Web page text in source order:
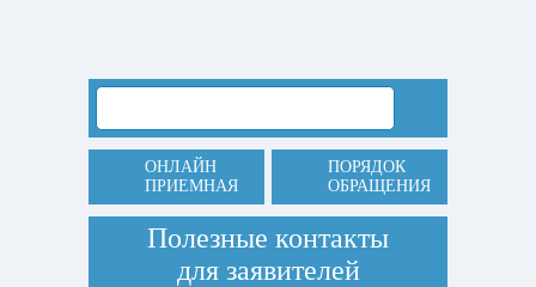
ОНЛАЙН
ПРИЕМНАЯ
ПОРЯДОК
ОБРАЩЕНИЯ
Полезные контакты
для заявителей